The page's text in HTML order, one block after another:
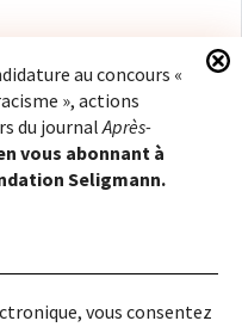
vous
de la Fondation
politique de
de vous
au concours «
», actions
du journalAprès-
vous abonnant à
Seligmann.
vous consentez